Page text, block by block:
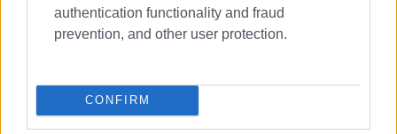
authentication functionality and fraud
prevention, and other user protection.
CONFIRM